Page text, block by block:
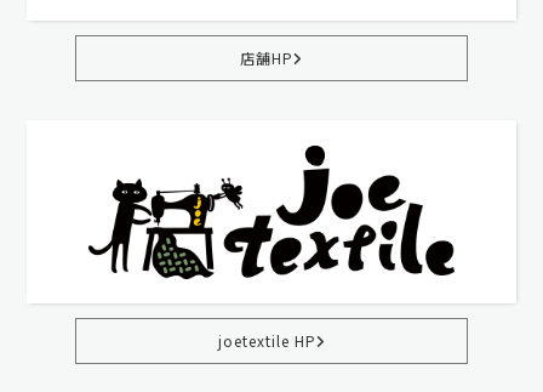
店舗HP
joetextile HP